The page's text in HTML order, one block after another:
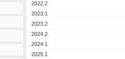
2022.2
2023.1
2023.2
2024.2
2024.1
2025.1